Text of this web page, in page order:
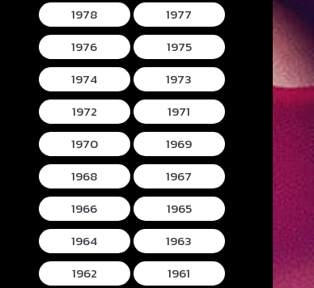
1978
1977
1976
1975
1974
1973
1972
1971
1970
1969
1968
1967
1966
1965
1964
1963
1962
1961